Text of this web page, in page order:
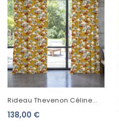
Rideau Thevenon Céline
Fond Jaune Cumin 2250603
138,00 €